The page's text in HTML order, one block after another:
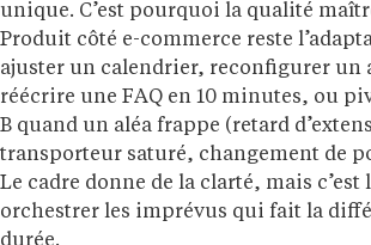
unique. C’est pourquoi la qualité
Produit côté e-commerce reste
ajuster un calendrier, reconfigurer un
réécrire une FAQ en 10 minutes, ou
B quand un aléa frappe (retard
transporteur saturé, changement de
Le cadre donne de la clarté, mais c’est
orchestrer les imprévus qui fait la